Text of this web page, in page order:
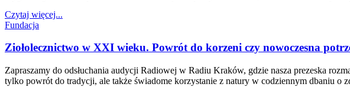
Czytaj więcej...
Fundacja
Ziołolecznictwo w XXI wieku. Powrót do korzeni czy nowoczesna
Zapraszamy do odsłuchania audycji Radiowej w Radiu Kraków, gdzie nasza prezeska
tylko powrót do tradycji, ale także świadome korzystanie z natury w codziennym dbaniu